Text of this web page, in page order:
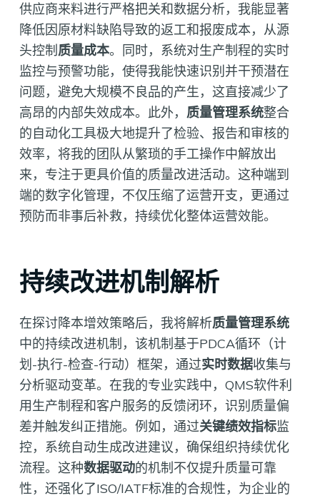
供应商来料进行严格把关和数据分析，我能显著
降低因原材料缺陷导致的返工和报废成本，从源
头控制 质量成本。同时，系统对生产制程的实时
监控与预警功能，使得我能快速识别并干预潜在
问题，避免大规模不良品的产生，这直接减少了
高昂的内部失效成本。此外， 质量管理系统整合
的自动化工具极大地提升了检验、报告和审核的
效率，将我的团队从繁琐的手工操作中解放出
来，专注于更具价值的质量改进活动。这种端到
端的数字化管理，不仅压缩了运营开支，更通过
预防而非事后补救，持续优化整体运营效能。
持续改进机制解析
在探讨降本增效策略后，我将解析质量管理系统
中的持续改进机制，该机制基于PDCA循环（计
划-执行-检查-行动）框架，通过实时数据收集与
分析驱动变革。在我的专业实践中，QMS软件利
用生产制程和客户服务的反馈闭环，识别质量偏
差并触发纠正措施。例如，通过关键绩效指标监
控，系统自动生成改进建议，确保组织持续优化
流程。这种数据驱动的机制不仅提升质量可靠
性，还强化了ISO/IATF标准的合规性，为企业的